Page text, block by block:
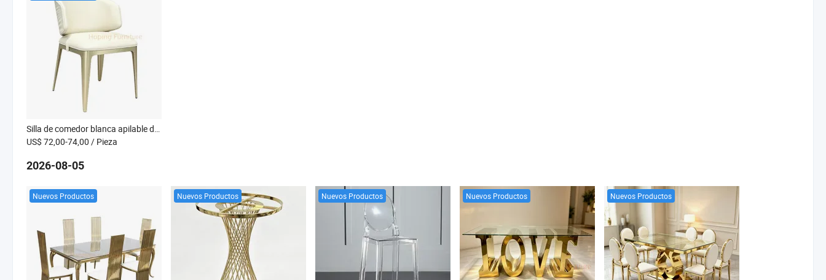
Silla de comedor blanca apilable de acero inoxidable Resingold para hotel y restaurante
US$ 72,00-74,00 / Pieza
2026-08-05
Nuevos Productos Nuevos Productos Nuevos Productos Nuevos Productos Nuevos Productos